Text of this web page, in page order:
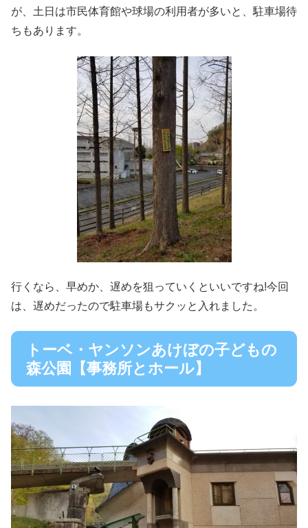
が、土日は市民体育館や球場の利用者が多いと、駐車場待
ちもあります。
行くなら、早めか、遅めを狙っていくといいですね!今回
は、遅めだったので駐車場もサクッと入れました。
トーベ・ヤンソンあけぼの子どもの
森公園【事務所とホール】